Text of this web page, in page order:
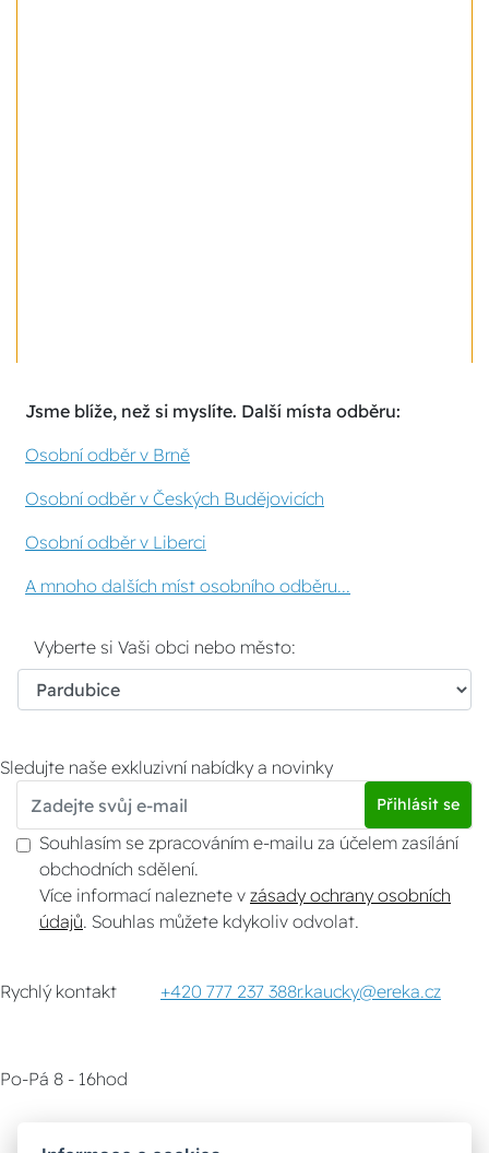
Jsme blíže, než si myslíte. Další místa odběru:
Osobní odběr v Brně
Osobní odběr v Českých Budějovicích
Osobní odběr v Liberci
A mnoho dalších míst osobního odběru...
Vyberte si Vaši obci nebo město:
Sledujte naše exkluzivní nabídky a novinky
Přihlásit se
Souhlasím se zpracováním e-mailu za účelem zasílání
obchodních sdělení.
Více informací naleznete v zásady ochrany osobních
údajů . Souhlas můžete kdykoliv odvolat.
Rychlý kontakt +420 777 237 388r.kaucky@ereka.cz
Po-Pá 8 - 16hod